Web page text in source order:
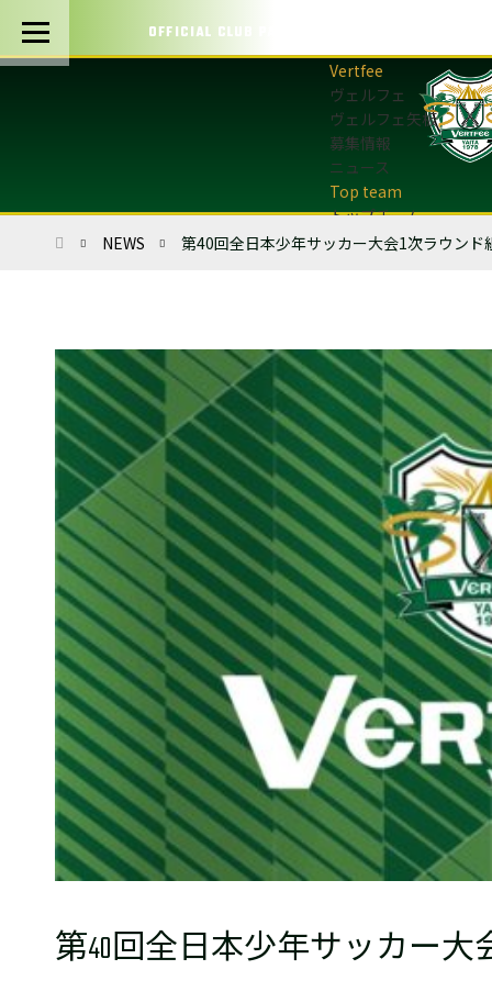
OFFICIAL CLUB PARTNERS
ヴェルフェ
ヴェルフェ矢板
募集情報
ニュース
トップチーム
トップチーム概要
フォトギャラリー
アカデミー
U-12・U-8
最新情報
サッカースクール
普及活動
サッカーチーム
女子U-15・U-18
ピース(障がい者サッ
シニアサッカーチーム
フェミニーノ（女子）
スポーツ教室
パートナー
パートナー
パートナー募集
とちぎフットボールセ
ホームNEWS 第40回全日本少年サッカー大会1次ラウンド
第40回全日本少年サッカー